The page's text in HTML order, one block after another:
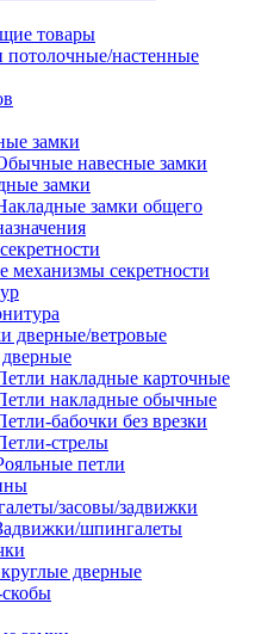
товары
настенные
замки
навесные замки
замки
замки общего
механизмы секретности
дверные/ветровые
накладные карточные
накладные обычные
бабочки без врезки
стрелы
петли
засовы/задвижки
шпингалеты
дверные